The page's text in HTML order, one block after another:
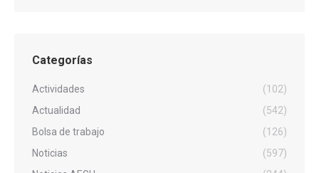
Categorías
Actividades
(102)
Actualidad
(542)
Bolsa de trabajo
(126)
Noticias
(597)